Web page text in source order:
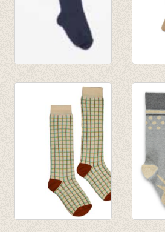
€ 18,00
van €
tot €